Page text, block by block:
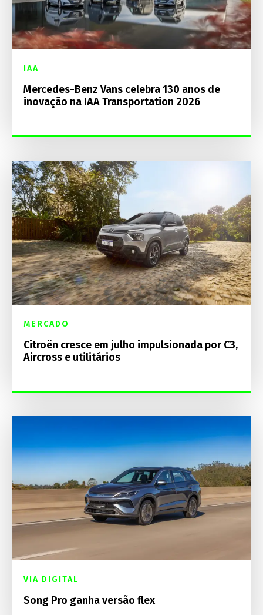
IAA
Mercedes-Benz Vans celebra 130 anos de
inovação na IAA Transportation 2026
MERCADO
Citroën cresce em julho impulsionada por C3,
Aircross e utilitários
VIA DIGITAL
Song Pro ganha versão flex